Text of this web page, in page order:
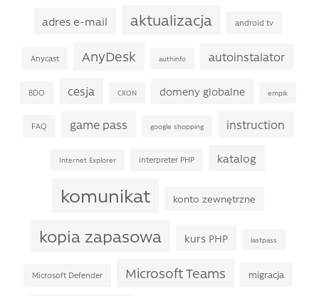
adres e-mail aktualizacja android tv
Anycast AnyDesk authinfo autoinstalator
BDO cesja CRON domeny globalne empik
FAQ game pass google shopping instruction
Internet Explorer interpreter PHP katalog
komunikat konto zewnętrzne
kopia zapasowa kurs PHP lastpass
Microsoft Defender Microsoft Teams migracja